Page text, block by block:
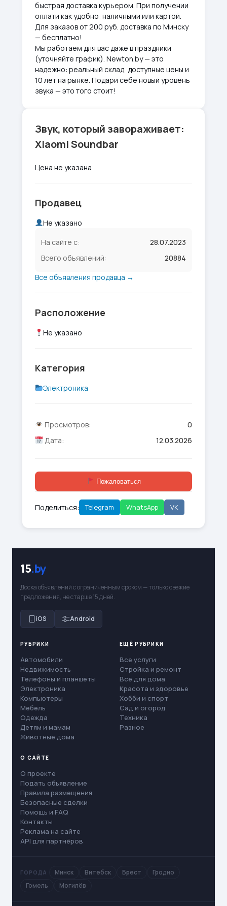
быстрая доставка курьером. При получении
оплати как удобно: наличными или картой.
Для заказов от 200 руб. доставка по Минску
— бесплатно!
Мы работаем для вас даже в праздники
(уточняйте график). Newton.by — это
надежно: реальный склад, доступные цены и
10 лет на рынке. Подари себе новый уровень
звука — это того стоит!
Звук, который завораживает:
Xiaomi Soundbar
Цена не указана
Продавец
Не указано
На сайте с:
28.07.2023
Всего объявлений:
20884
Все объявления продавца →
Расположение
Не указано
Категория
Электроника
Просмотров:
0
Дата:
12.03.2026
Пожаловаться
Поделиться: Telegram WhatsApp VK
15.by
Доска объявлений с ограниченным сроком — только свежие
предложения, не старше 15 дней.
iOS Android
РУБРИКИ
Автомобили
Недвижимость
Телефоны и планшеты
Электроника
Компьютеры
Мебель
Одежда
Детям и мамам
Животные дома
ЕЩЁ РУБРИКИ
Все услуги
Стройка и ремонт
Все для дома
Красота и здоровье
Хобби и спорт
Сад и огород
Техника
Разное
О САЙТЕ
О проекте
Подать объявление
Правила размещения
Безопасные сделки
Помощь и FAQ
Контакты
Реклама на сайте
API для партнёров
ГОРОДА Минск Витебск Брест
Гродно
Гомель
Могилёв